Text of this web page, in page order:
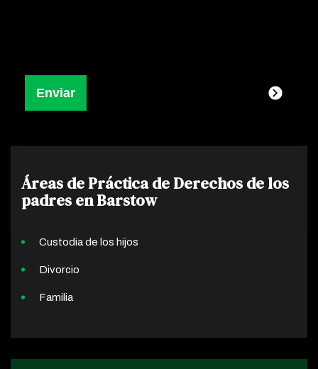
Áreas de Práctica de Derechos de los
padres en Barstow
Custodia de los hijos
Divorcio
Familia